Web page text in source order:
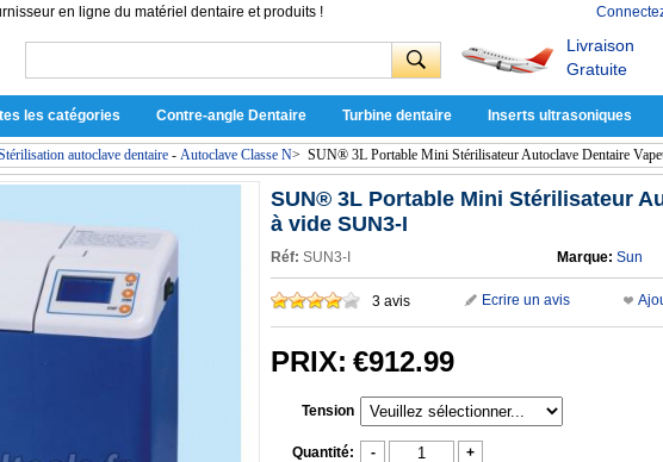
en ligne du matériel dentaire et produits !
Livraison
Gratuite
les catégories Contre-angle Dentaire Turbine dentaire Inserts ultrasoniques
autoclave dentaire - Autoclave Classe N> SUN® 3L Portable Mini Stérilisateur Autoclave Dentaire
SUN® 3L Portable Mini Stérilisateur
à vide SUN3-I
Réf: SUN3-I Marque: Sun
3 avis Ecrire un avis
PRIX: €912.99
Tension
Quantité: - +